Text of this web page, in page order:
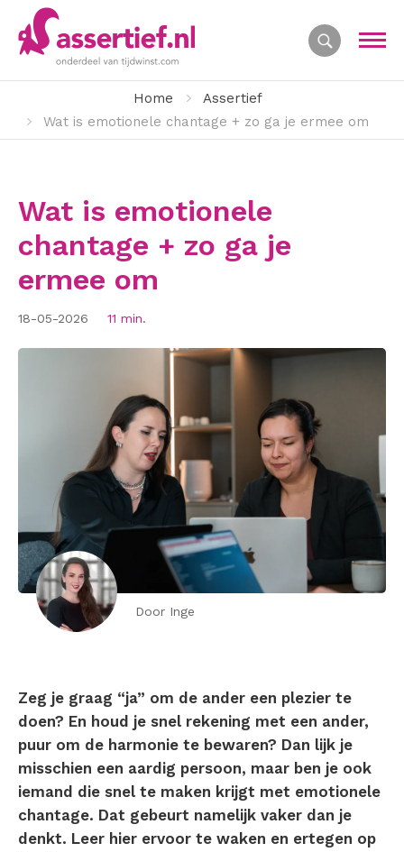
Home
Assertief
Wat is emotionele chantage + zo ga je ermee om
Wat is emotionele
chantage + zo ga je
ermee om
18-05-2026 11 min.
Door Inge
Zeg je graag “ja” om de ander een plezier te
doen? En houd je snel rekening met een ander,
puur om de harmonie te bewaren? Dan lijk je
misschien een aardig persoon, maar ben je ook
iemand die snel te maken krijgt met emotionele
chantage. Dat gebeurt namelijk vaker dan je
denkt. Leer hier ervoor te waken en ertegen op